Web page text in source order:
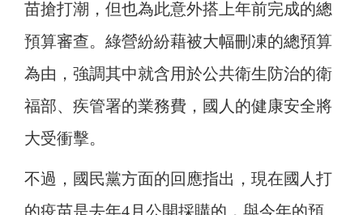
苗搶打潮，但也為此意外搭上年前完成的總
預算審查。綠營紛紛藉被大幅刪凍的總預算
為由，強調其中就含用於公共衛生防治的衛
福部、疾管署的業務費，國人的健康安全將
大受衝擊。
不過，國民黨方面的回應指出，現在國人打
的疫苗是去年4月公開採購的，與今年的預